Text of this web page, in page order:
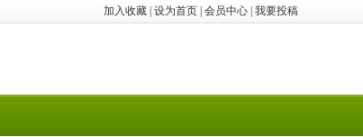
加入收藏 设为首页 会员中心 我要投稿